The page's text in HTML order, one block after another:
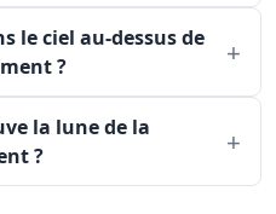
le ciel au-dessus de
?
la lune de la
?